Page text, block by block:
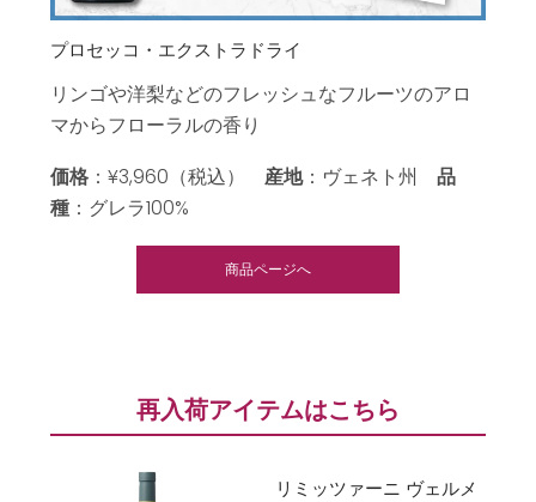
プロセッコ・エクストラドライ
リンゴや洋梨などのフレッシュなフルーツのアロ
マからフローラルの香り
価格 ：¥3,960（税込）産地：ヴェネト州品
種 ：グレラ100%
商品ページへ
再入荷アイテムはこちら
リミッツァーニ ヴェルメ